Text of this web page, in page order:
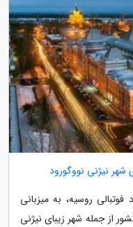
رویداد فوتبالی روسیه، به میزبانی
از جمله شهر زیبای نیژنی